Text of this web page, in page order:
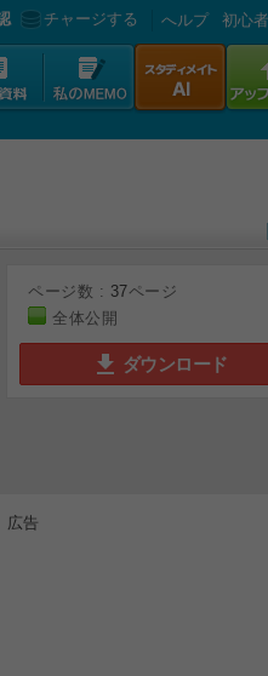
チャージする へルプ 初心
ページ数 : 37ページ
全体公開
ダウンロード
広告